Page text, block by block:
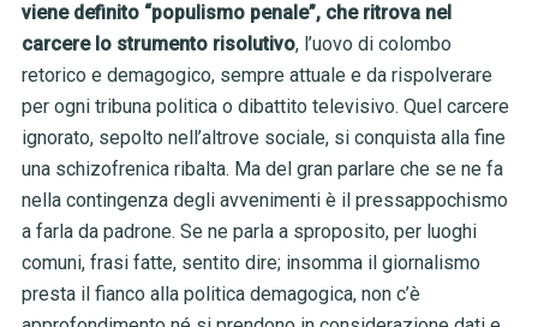
viene definito “populismo penale”, che ritrova nel
carcere lo strumento risolutivo, l’uovo di colombo
retorico e demagogico, sempre attuale e da rispolverare
per ogni tribuna politica o dibattito televisivo. Quel carcere
ignorato, sepolto nell’altrove sociale, si conquista alla fine
una schizofrenica ribalta. Ma del gran parlare che se ne fa
nella contingenza degli avvenimenti è il pressappochismo
a farla da padrone. Se ne parla a sproposito, per luoghi
comuni, frasi fatte, sentito dire; insomma il giornalismo
presta il fianco alla politica demagogica, non c’è